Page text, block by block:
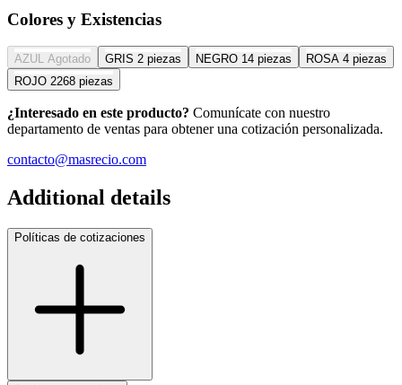
Colores y Existencias
AZUL Agotado GRIS 2 piezas NEGRO 14 piezas ROSA 4 piezas
ROJO 2268 piezas
¿Interesado en este producto? Comunícate con nuestro
departamento de ventas para obtener una cotización personalizada.
contacto@masrecio.com
Additional details
Políticas de cotizaciones